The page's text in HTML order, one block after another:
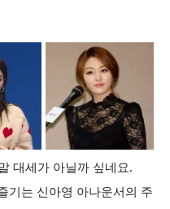
대세가 아닐까 싶네요.
기는 신아영 아나운서의 주